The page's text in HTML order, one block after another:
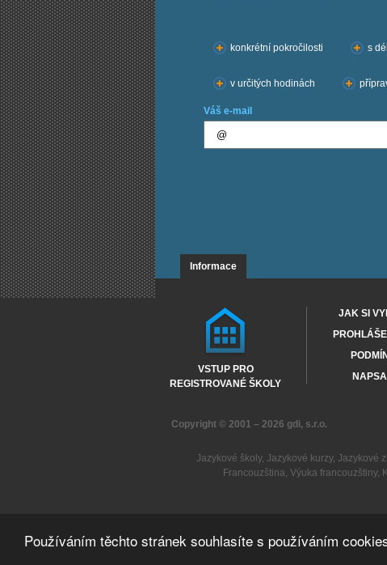
Používáním těchto stránek souhlasíte s používáním
konkrétní pokročilosti
s
v určitých hodinách
Váš e-mail
Informace
VSTUP PRO
REGISTROVANÉ ŠKOLY
JAK SI
Copyright © 2001 – 2026 gdi, s.r.o.
Jazykové školy, Jazykové kurzy, Jazykové
Francouzština, Výuka francouzštiny,